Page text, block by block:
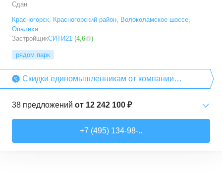
Сдан
Красногорск, Красногорский район, Волоколамское шоссе,
Опалиха
ЗастройщикСИТИ21 (4,6 )
рядом парк
Скидки единомышленникам от компании
«СИТИ21»
38 предложений от 12 242 100 ₽
+7 (495) 134-98-..